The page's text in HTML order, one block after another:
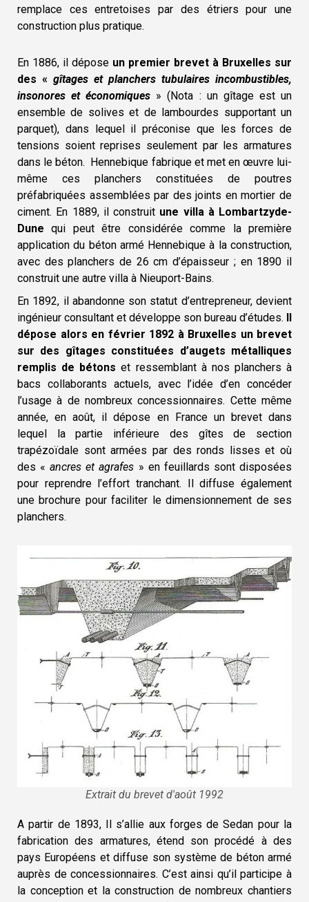
remplace ces entretoises par des étriers pour une
construction plus pratique.
En 1886, il dépose un premier brevet à Bruxelles sur
des « gîtages et planchers tubulaires incombustibles,
insonores et économiques » (Nota : un gîtage est un
ensemble de solives et de lambourdes supportant un
parquet), dans lequel il préconise que les forces de
tensions soient reprises seulement par les armatures
dans le béton. Hennebique fabrique et met en œuvre lui-
même ces planchers constituées de poutres
préfabriquées assemblées par des joints en mortier de
ciment. En 1889, il construit une villa à Lombartzyde-
Dune qui peut être considérée comme la première
application du béton armé Hennebique à la construction,
avec des planchers de 26 cm d’épaisseur ; en 1890 il
construit une autre villa à Nieuport-Bains.
En 1892, il abandonne son statut d’entrepreneur, devient
ingénieur consultant et développe son bureau d’études. Il
dépose alors en février 1892 à Bruxelles un brevet
sur des gîtages constituées d’augets métalliques
remplis de bétons et ressemblant à nos planchers à
bacs collaborants actuels, avec l’idée d’en concéder
l’usage à de nombreux concessionnaires. Cette même
année, en août, il dépose en France un brevet dans
lequel la partie inférieure des gîtes de section
trapézoïdale sont armées par des ronds lisses et où
des «ancres et agrafes » en feuillards sont disposées
pour reprendre l’effort tranchant. Il diffuse également
une brochure pour faciliter le dimensionnement de ses
planchers.
Extrait du brevet d'août 1992
A partir de 1893, Il s’allie aux forges de Sedan pour la
fabrication des armatures, étend son procédé à des
pays Européens et diffuse son système de béton armé
auprès de concessionnaires. C’est ainsi qu’il participe à
la conception et la construction de nombreux chantiers